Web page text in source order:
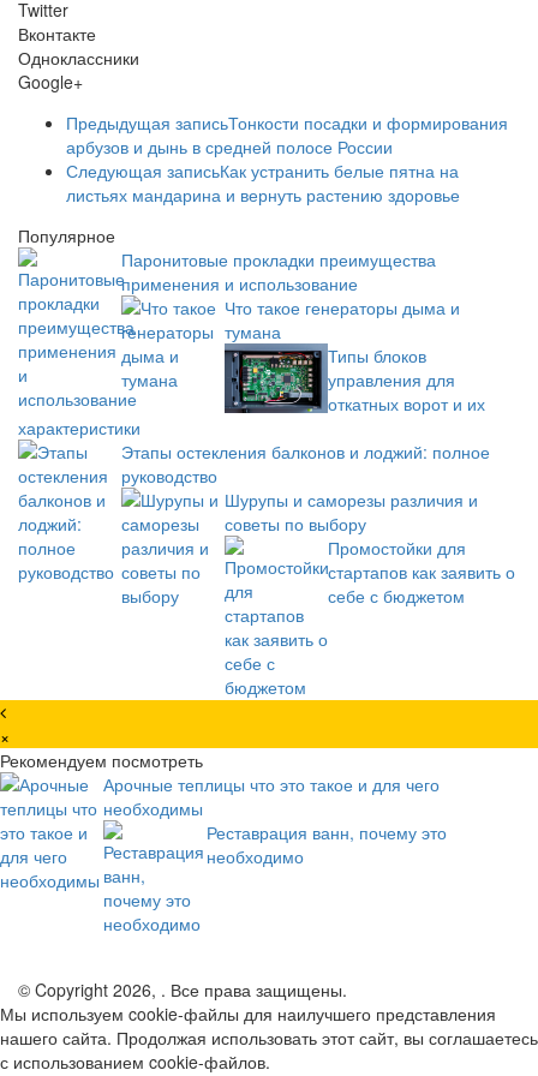
Twitter
Вконтакте
Одноклассники
Google+
Предыдущая записьТонкости посадки и формирования
арбузов и дынь в средней полосе России
Следующая записьКак устранить белые пятна на
листьях мандарина и вернуть растению здоровье
Популярное
Паронитовые прокладки преимущества
применения и использование
Что такое генераторы дыма и
тумана
Типы блоков
управления для
откатных ворот и их
характеристики
Этапы остекления балконов и лоджий: полное
руководство
Шурупы и саморезы различия и
советы по выбору
Промостойки для
стартапов как заявить о
себе с бюджетом
×
Рекомендуем посмотреть
Арочные теплицы что это такое и для чего
необходимы
Реставрация ванн, почему это
необходимо
© Copyright 2026, . Все права защищены.
Мы используем cookie-файлы для наилучшего представления
нашего сайта. Продолжая использовать этот сайт, вы соглашаетесь
с использованием cookie-файлов.